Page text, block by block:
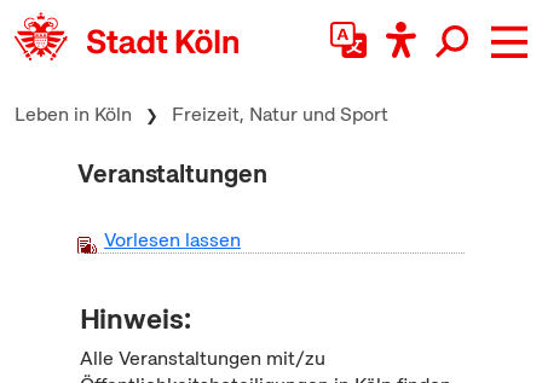
zum Inhalt springen
Leben in Köln Freizeit, Natur und Sport
Veranstaltungen
Vorlesen lassen
Hinweis:
Alle Veranstaltungen mit/zu